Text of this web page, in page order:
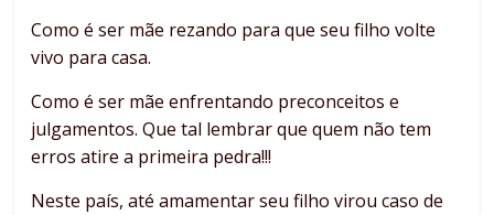
Como é ser mãe rezando para que seu filho volte
vivo para casa.
Como é ser mãe enfrentando preconceitos e
julgamentos. Que tal lembrar que quem não tem
erros atire a primeira pedra!!!
Neste país, até amamentar seu filho virou caso de